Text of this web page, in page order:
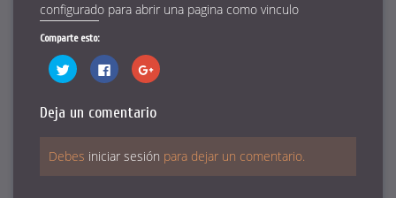
configurado para abrir una pagina como vinculo
Comparte esto:
Haz
clic
en
Twitter
abre
en
una
Haz
clic
en
Facebook
abre
en
una
Haz
clic
en
Google+
abre
en
una
Deja un comentario
Debes iniciar sesión para dejar un comentario.